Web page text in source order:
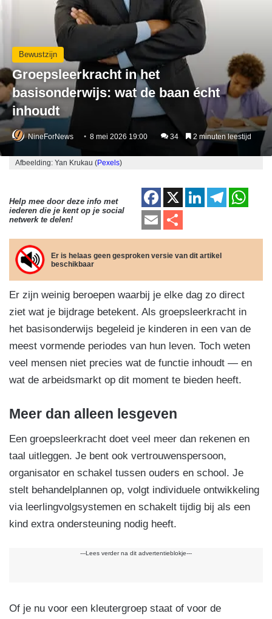
Bewustzijn
Groepsleerkracht in het
basisonderwijs: wat de baan écht
inhoudt
NineForNews 8 mei 2026 19:00 34 2 minuten leestijd
Afbeelding: Yan Krukau (Pexels)
Help mee door deze info met
iederen die je kent op je social
netwerk te delen!
F
a
c
e
b
o
o
k
X
Li
k
e
dI
n
T
e
a
m
at
A
E
m
ail
el
e
n
Er is helaas geen gesproken versie van dit artikel
beschikbaar
Er zijn weinig beroepen waarbij je elke dag zo direct
ziet wat je bijdrage betekent. Als groepsleerkracht in
het basisonderwijs begeleid je kinderen in een van de
meest vormende periodes van hun leven. Toch weten
veel mensen niet precies wat de functie inhoudt — en
wat de arbeidsmarkt op dit moment te bieden heeft.
Meer dan alleen lesgeven
Een groepsleerkracht doet veel meer dan rekenen en
taal uitleggen. Je bent ook vertrouwenspersoon,
organisator en schakel tussen ouders en school. Je
stelt behandelplannen op, volgt individuele ontwikkeling
via leerlingvolgsystemen en schakelt tijdig bij als een
kind extra ondersteuning nodig heeft.
---Lees verder na dit advertentieblokje---
Of je nu voor een kleutergroep staat of voor de